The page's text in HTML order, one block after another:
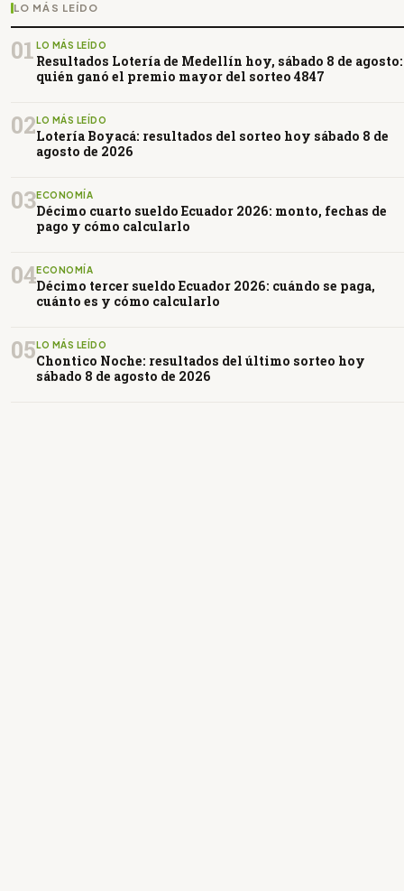
LO MÁS LEÍDO
01 LO MÁS LEÍDO
Resultados Lotería de Medellín hoy, sábado 8 de agosto:
quién ganó el premio mayor del sorteo 4847
02LO MÁS LEÍDO
Lotería Boyacá: resultados del sorteo hoy sábado 8 de
agosto de 2026
03ECONOMÍA
Décimo cuarto sueldo Ecuador 2026: monto, fechas de
pago y cómo calcularlo
04ECONOMÍA
Décimo tercer sueldo Ecuador 2026: cuándo se paga,
cuánto es y cómo calcularlo
05LO MÁS LEÍDO
Chontico Noche: resultados del último sorteo hoy
sábado 8 de agosto de 2026